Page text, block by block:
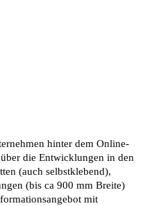
hinter dem Online-
die Entwicklungen in den
(auch selbstklebend),
(bis ca 900 mm Breite)
mit